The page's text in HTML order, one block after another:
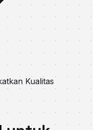
Kualitas